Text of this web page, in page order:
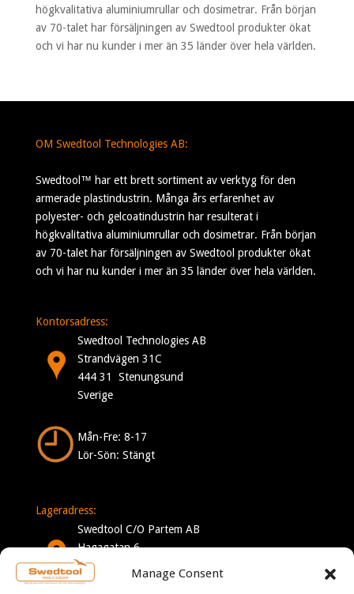
Manage Consent
högkvalitativa aluminiumrullar och dosimetrar. Från början
av 70-talet har försäljningen av Swedtool produkter ökat
och vi har nu kunder i mer än 35 länder över hela världen.
OM Swedtool Technologies AB:
Swedtool™ har ett brett sortiment av verktyg för den
armerade plastindustrin. Många års erfarenhet av
polyester- och gelcoatindustrin har resulterat i
högkvalitativa aluminiumrullar och dosimetrar. Från början
av 70-talet har försäljningen av Swedtool produkter ökat
och vi har nu kunder i mer än 35 länder över hela världen.
Kontorsadress:
Swedtool Technologies AB
Strandvägen 31C
444 31 Stenungsund
Sverige
Mån-Fre: 8-17
Lör-Sön: Stängt
Lageradress:
Swedtool C/O Partem AB
Hagagatan 6
332 35 Gislaved
Sverige